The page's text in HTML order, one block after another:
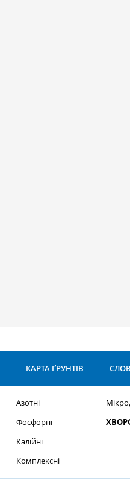
КАРТА ҐРУНТІВ
Азотні
Фосфорні
Калійні
Комплексні